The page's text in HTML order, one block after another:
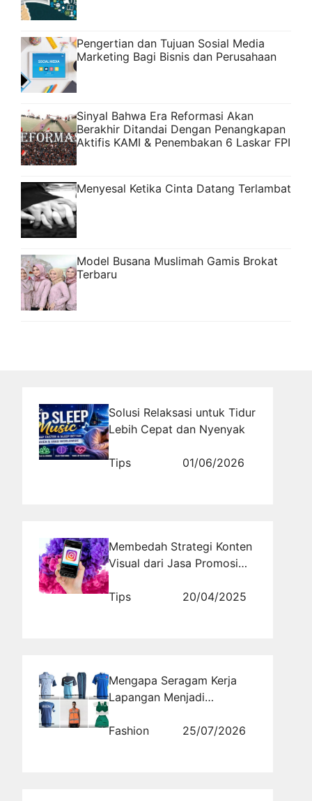
Pengertian dan Tujuan Sosial Media
Marketing Bagi Bisnis dan Perusahaan
Sinyal Bahwa Era Reformasi Akan
Berakhir Ditandai Dengan Penangkapan
Aktifis KAMI & Penembakan 6 Laskar FPI
Menyesal Ketika Cinta Datang Terlambat
Model Busana Muslimah Gamis Brokat
Terbaru
Solusi Relaksasi untuk Tidur
Lebih Cepat dan Nyenyak
Tips 01/06/2026
Membedah Strategi Konten
Visual dari Jasa Promosi
Tips
20/04/2025
Mengapa Seragam Kerja
Lapangan Menjadi
Fashion
25/07/2026